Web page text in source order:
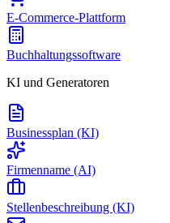
E-Commerce-Plattform
Buchhaltungssoftware
KI und Generatoren
Businessplan (KI)
Firmenname (AI)
Stellenbeschreibung (KI)